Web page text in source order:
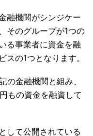
融機関がシンジケー
そのグループが1つの
る事業者に資金を融
スの1つとなります。
の金融機関と組み、
もの資金を融資して
して公開されている